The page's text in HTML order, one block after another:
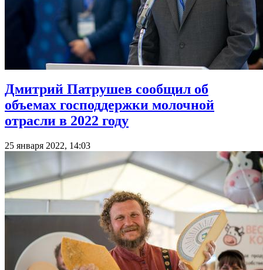
Дмитрий Патрушев сообщил об
объемах господдержки молочной
отрасли в 2022 году
25 января 2022, 14:03